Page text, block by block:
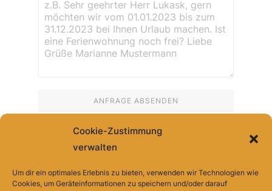
Cookie-Zustimmung
verwalten
Um dir ein optimales Erlebnis zu bieten, verwenden wir Technologien wie
Cookies, um Geräteinformationen zu speichern und/oder darauf
ANFRAGE ABSENDEN
Sollte das Kontaktformular aus welchen Gründen auch
immer nicht funktionieren, können Sie uns auch gern an
diese E-Mailadresse schreiben:info(at)spreewald-